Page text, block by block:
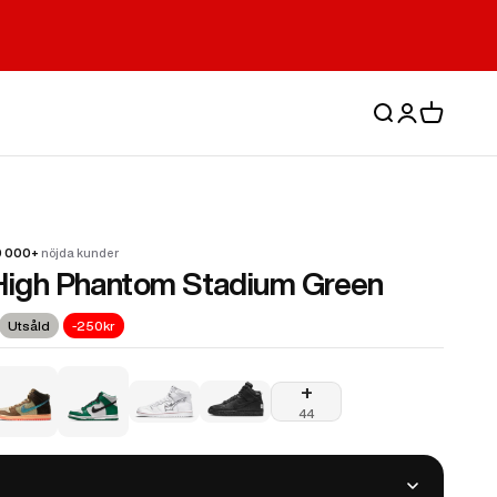
SökLogga in
Varukorg
000+ nöjda kunder
Phantom Stadium Green
Utsåld -250kr
Stadium Green
Panda Black White (2021/2024)
SB Dunk High Concepts Turdunken
Nike SB Dunk High Oski Great White
Nike Dunk High Undercover Chaos
+
44